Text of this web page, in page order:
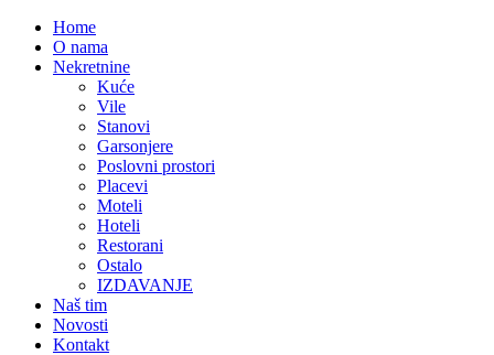
Home
O nama
Nekretnine
Kuće
Vile
Stanovi
Garsonjere
Poslovni prostori
Placevi
Moteli
Hoteli
Restorani
Ostalo
IZDAVANJE
Naš tim
Novosti
Kontakt